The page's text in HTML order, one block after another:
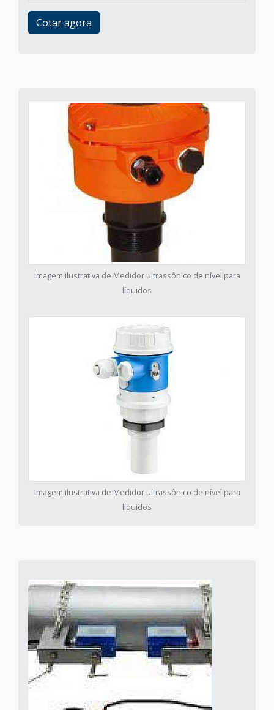
Cotar agora
Imagem ilustrativa de Medidor ultrassônico de nível para
líquidos
Imagem ilustrativa de Medidor ultrassônico de nível para
líquidos